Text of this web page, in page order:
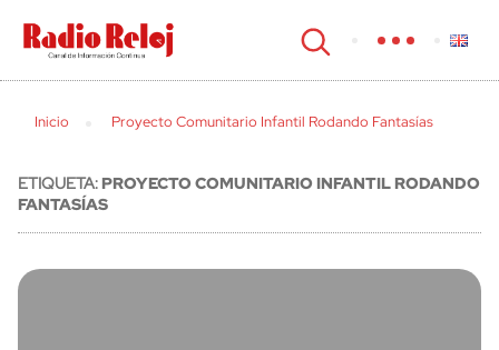
cerrar
Inicio Proyecto Comunitario Infantil Rodando Fantasías
ETIQUETA:PROYECTO COMUNITARIO INFANTIL RODANDO
FANTASÍAS